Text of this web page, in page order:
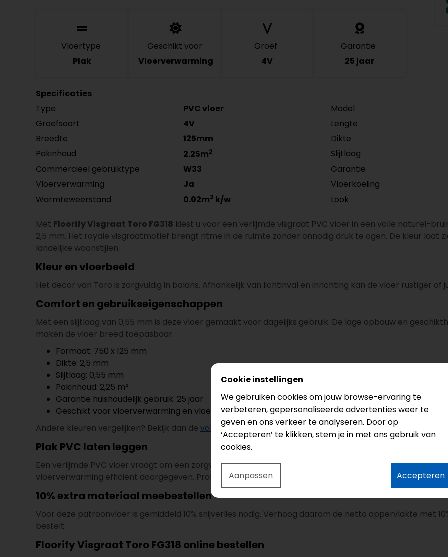
Vloertype
Plak
Geschikt voor
Vloerverwarming
Groef
4V
Garantie
25 jaar
Specificaties
Type
PVC vloer Model
Groefsoort
4V Lengte
Breedte
125mm Dikte
Pakinhoud
2.25m2 Slijtlaag
Commercieel gebruiktype
W33 Garantie
Vloerverwarming
Ja Vloerkoeling
Warmteweerstand
0.02m2 k/w Look
Met Floorify Visgraat Toro FG318 kiest u voor een verlijmde visgraat PVC vloer in een volle naturel-
2,5 mm. Het royale visgraatmotief brengt ritme in de ruimte zonder onnodig druk te ogen. De kleur laat
landelijke woonstijlen.
Kleur en vloerbeeld
Het decor van Toro is zorgvuldig in balans. Afhankelijk van lichtinval en inrichting kan de vloer rustiger
Comfort en gebruikseigenschappen
Met een slijtlaag van 0,55 mm is deze vloer gemaakt voor dagelijks gebruik. De lage opbouw en
maken de vloer breed toepasbaar.
Formaat: 750 x 125 mm
Dikte: 2,5 mm
Slijtlaag: 0,55 mm
Pakinhoud: 2,25 m²
Garantie huishoudelijk gebruik: 25 jaar
Geschikt voor vloerverwarming en vloerkoeling
Andere kleuren vergelijken? Bekijk dan de volledige Floorify Visgraat-serie.
Plak PVC laten leggen
Een verlijmde PVC vloer vraagt om een zorgvuldig geëgaliseerde ondergrond. Hierdoor sluiten de delen
vloerverwarming efficiënt doorgegeven. Professionele plaatsing is mogelijk via onze legservice.
10% extra materiaal meebestellen
Voor deze patroonvloer is gemiddeld 10% snijverlies nodig. Verhoog daarom de netto oppervlakte met
bestelt.
Floorify Visgraat Toro FG318 online bestellen
Cookie instellingen
We gebruiken cookies om jouw browse-ervaring te
verbeteren, gepersonaliseerde advertenties weer te
geven en ons verkeer te analyseren. Door op
‘Accepteren’ te klikken, stem je in met ons gebruik van
cookies.
Aanpassen Accepteren